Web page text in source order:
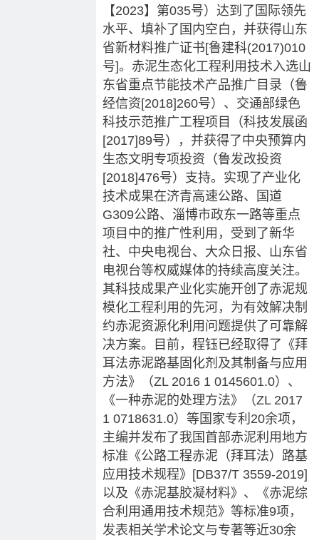
【2023】第035号）达到了国际领先
水平、填补了国内空白，并获得山东
省新材料推广证书[鲁建科(2017)010
号]。赤泥生态化工程利用技术入选山
东省重点节能技术产品推广目录（鲁
经信资[2018]260号）、交通部绿色
科技示范推广工程项目（科技发展函
[2017]89号），并获得了中央预算内
生态文明专项投资（鲁发改投资
[2018]476号）支持。实现了产业化
技术成果在济青高速公路、国道
G309公路、淄博市政东一路等重点
项目中的推广性利用，受到了新华
社、中央电视台、大众日报、山东省
电视台等权威媒体的持续高度关注。
其科技成果产业化实施开创了赤泥规
模化工程利用的先河，为有效解决制
约赤泥资源化利用问题提供了可靠解
决方案。目前，程钰已经取得了《拜
耳法赤泥路基固化剂及其制备与应用
方法》（ZL 2016 1 0145601.0）、
《一种赤泥的处理方法》（ZL 2017
1 0718631.0）等国家专利20余项，
主编并发布了我国首部赤泥利用地方
标准《公路工程赤泥（拜耳法）路基
应用技术规程》[DB37/T 3559-2019]
以及《赤泥基胶凝材料》、《赤泥综
合利用通用技术规范》等标准9项，
发表相关学术论文与专著等近30余